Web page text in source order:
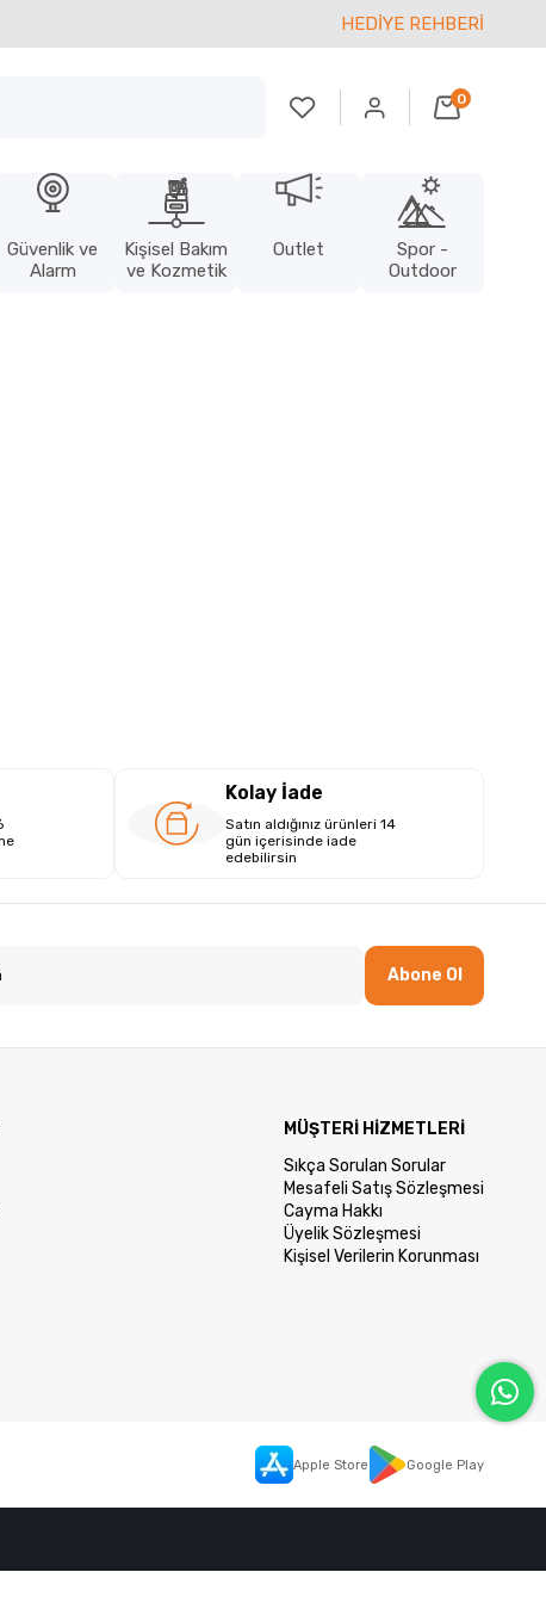
HEDİYE REHBERİ
0
Güvenlik ve
Alarm
Kişisel Bakım
ve Kozmetik
Outlet
Spor -
Outdoor
Kolay İade
Satın aldığınız ürünleri 14
gün içerisinde iade
edebilirsin
Abone Ol
MÜŞTERİ HİZMETLERİ
Sıkça Sorulan Sorular
Mesafeli Satış Sözleşmesi
Cayma Hakkı
Üyelik Sözleşmesi
Kişisel Verilerin Korunması
Apple Store Google Play